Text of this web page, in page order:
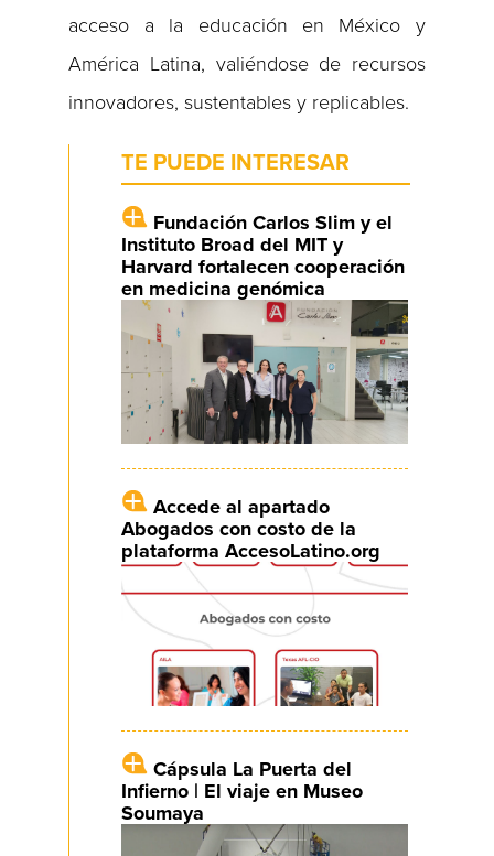
acceso a la educación en México y
América Latina, valiéndose de recursos
innovadores, sustentables y replicables.
TE PUEDE INTERESAR
Fundación Carlos Slim y el
Instituto Broad del MIT y
Harvard fortalecen cooperación
en medicina genómica
Accede al apartado
Abogados con costo de la
plataforma AccesoLatino.org
Cápsula La Puerta del
Infierno | El viaje en Museo
Soumaya